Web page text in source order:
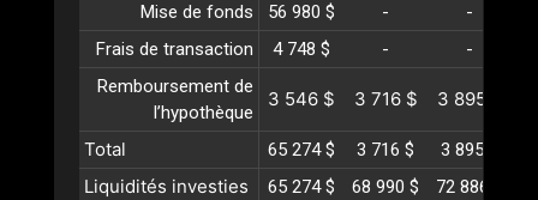
Mise de fonds 56 980 $ -
-
Frais de transaction
4 748 $ -
-
Remboursement de
l’hypothèque
3 546 $ 3 716 $ 3 895 $
Total 65 274 $ 3 716 $ 3 895 $
Liquidités investies 65 274 $ 68 990 $ 72 886 $